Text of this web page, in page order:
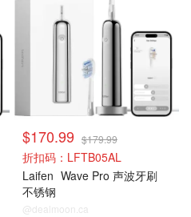
$170.99 $179.99
折扣码：LFTB05AL
Laifen Wave Pro 声波牙刷
不锈钢
@dealmoon.ca